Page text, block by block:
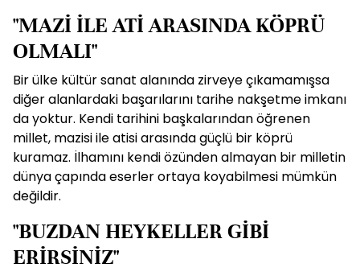
"MAZİ İLE ATİ ARASINDA KÖPRÜ
OLMALI"
Bir ülke kültür sanat alanında zirveye çıkamamışsa
diğer alanlardaki başarılarını tarihe nakşetme imkanı
da yoktur. Kendi tarihini başkalarından öğrenen
millet, mazisi ile atisi arasında güçlü bir köprü
kuramaz. İlhamını kendi özünden almayan bir milletin
dünya çapında eserler ortaya koyabilmesi mümkün
değildir.
"BUZDAN HEYKELLER GİBİ
ERİRSİNİZ"